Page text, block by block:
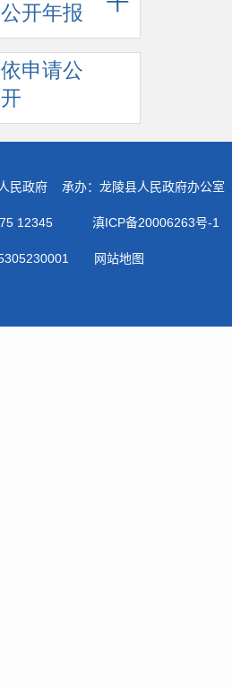
公开年报
依申请公
开